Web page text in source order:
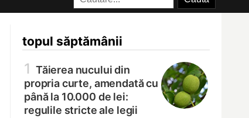
topul săptămânii
1 Tăierea nucului din
propria curte, amendată cu
până la 10.000 de lei:
regulile stricte ale legii